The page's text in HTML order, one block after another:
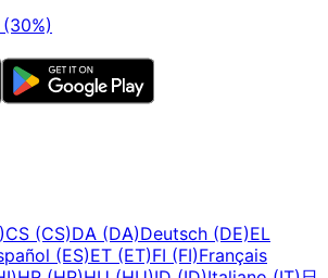
CS (CS)DA (DA)Deutsch (DE)EL
(ES)ET (ET)FI (FI)Français